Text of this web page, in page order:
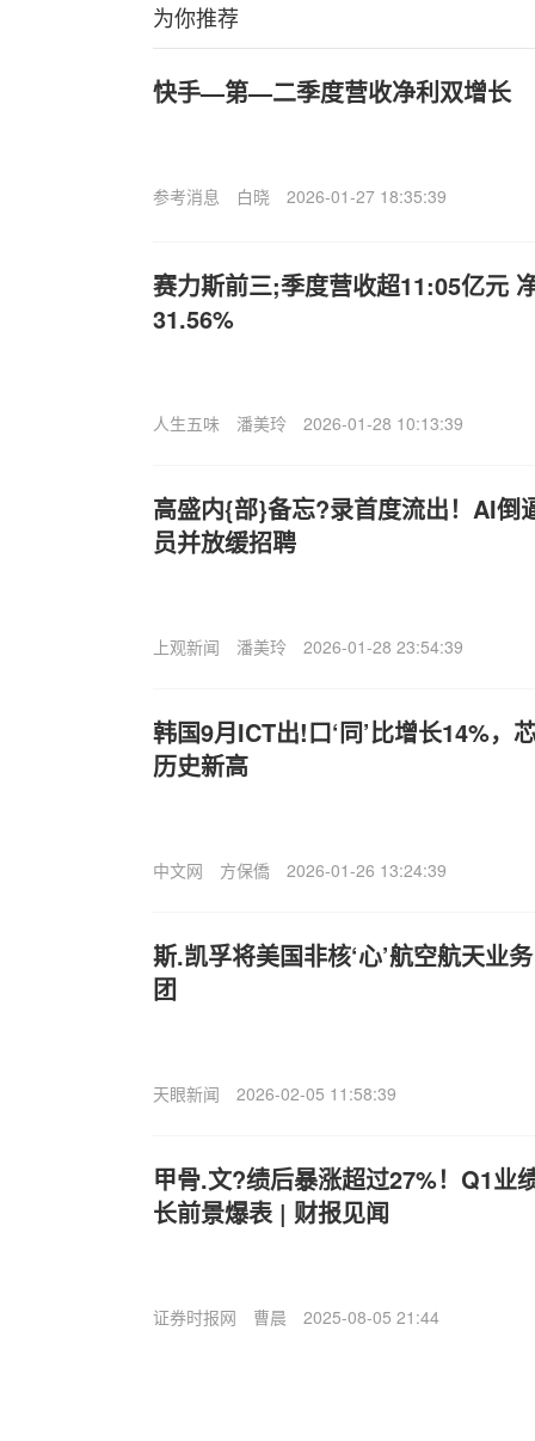
为你推荐
快手—第—二季度营收净利双增长
参考消息 白晓 2026-01-27 18:35:39
赛力斯前三;季度营收超11:05亿元
31.56%
人生五味 潘美玲 2026-01-28 10:13:39
高盛内{部}备忘?录首度流出！AI倒
员并放缓招聘
上观新闻 潘美玲 2026-01-28 23:54:39
韩国9月ICT出!口‘同’比增长14%，
历史新高
中文网 方保僑 2026-01-26 13:24:39
斯.凯孚将美国非核‘心’航空航天业
团
天眼新闻 2026-02-05 11:58:39
甲骨.文?绩后暴涨超过27%！Q1业
长前景爆表 | 财报见闻
证券时报网 曹晨 2025-08-05 21:44